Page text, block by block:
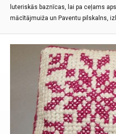
luteriskās baznīcas, lai pa ceļams
mācītājmuiža un Paventu pilskalns,